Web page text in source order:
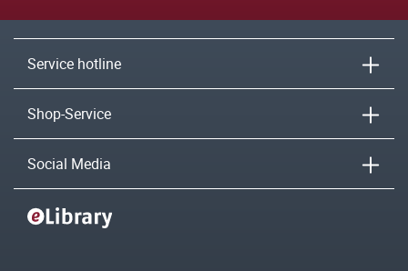
Service hotline
Shop-Service
Social Media